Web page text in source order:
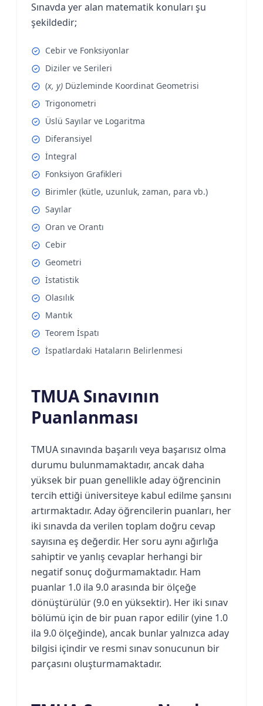
Sınavda yer alan matematik konuları şu
şekildedir;
Cebir ve Fonksiyonlar
Diziler ve Serileri
(x, y) Düzleminde Koordinat Geometrisi
Trigonometri
Üslü Sayılar ve Logaritma
Diferansiyel
İntegral
Fonksiyon Grafikleri
Birimler (kütle, uzunluk, zaman, para vb.)
Sayılar
Oran ve Orantı
Cebir
Geometri
İstatistik
Olasılık
Mantık
Teorem İspatı
İspatlardaki Hataların Belirlenmesi
TMUA Sınavının
Puanlanması
TMUA sınavında başarılı veya başarısız olma
durumu bulunmamaktadır, ancak daha
yüksek bir puan genellikle aday öğrencinin
tercih ettiği üniversiteye kabul edilme şansını
artırmaktadır. Aday öğrencilerin puanları, her
iki sınavda da verilen toplam doğru cevap
sayısına eş değerdir. Her soru aynı ağırlığa
sahiptir ve yanlış cevaplar herhangi bir
negatif sonuç doğurmamaktadır. Ham
puanlar 1.0 ila 9.0 arasında bir ölçeğe
dönüştürülür (9.0 en yüksektir). Her iki sınav
bölümü için de bir puan rapor edilir (yine 1.0
ila 9.0 ölçeğinde), ancak bunlar yalnızca aday
bilgisi içindir ve resmi sınav sonucunun bir
parçasını oluşturmamaktadır.